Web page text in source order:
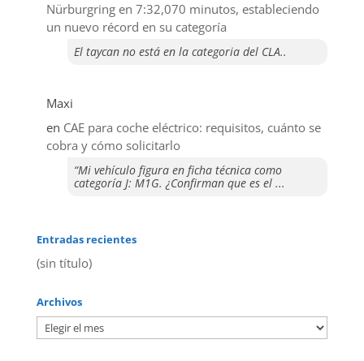
Nürburgring en 7:32,070 minutos, estableciendo
un nuevo récord en su categoría
El taycan no está en la categoria del CLA..
Maxi
en CAE para coche eléctrico: requisitos, cuánto se
cobra y cómo solicitarlo
“Mi vehículo figura en ficha técnica como
categoría J: M1G. ¿Confirman que es el ...
Entradas recientes
(sin título)
Archivos